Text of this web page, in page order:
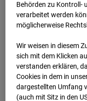
Behörden zu Kontroll-
verarbeitet werden
möglicherweise
Wir weisen in diesem
sich mit dem Klicken
ver­standen erklären,
Cookies in dem in
dargestellten Umfang
(auch mit Sitz in den